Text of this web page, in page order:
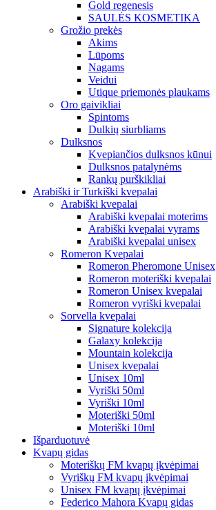
Gold regenesis
SAULĖS KOSMETIKA
Grožio prekės
Akims
Lūpoms
Nagams
Veidui
Utique priemonės plaukams
Oro gaivikliai
Spintoms
Dulkių siurbliams
Dulksnos
Kvepiančios dulksnos kūnui
Dulksnos patalynėms
Rankų purškikliai
Arabiški ir Turkiški kvepalai
Arabiški kvepalai
Arabiški kvepalai moterims
Arabiški kvepalai vyrams
Arabiški kvepalai unisex
Romeron Kvepalai
Romeron Pheromone Unisex
Romeron moteriški kvepalai
Romeron Unisex kvepalai
Romeron vyriški kvepalai
Sorvella kvepalai
Signature kolekcija
Galaxy kolekcija
Mountain kolekcija
Unisex kvepalai
Unisex 10ml
Vyriški 50ml
Vyriški 10ml
Moteriški 50ml
Moteriški 10ml
Išparduotuvė
Kvapų gidas
Moteriškų FM kvapų įkvėpimai
Vyriškų FM kvapų įkvėpimai
Unisex FM kvapų įkvėpimai
Federico Mahora Kvapų gidas